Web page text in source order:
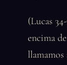
(Lucas
encima
llamamos